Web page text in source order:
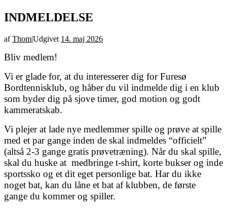
INDMELDELSE
afThom|Udgivet 14. maj 2026
Bliv medlem!
Vi er glade for, at du interesserer dig for Furesø
Bordtennisklub, og håber du vil indmelde dig i en klub
som byder dig på sjove timer, god motion og godt
kammeratskab.
Vi plejer at lade nye medlemmer spille og prøve at spille
med et par gange inden de skal indmeldes “officielt”
(altså 2-3 gange gratis prøvetræning). Når du skal spille,
skal du huske at medbringe t-shirt, korte bukser og inde
sportssko og et dit eget personlige bat. Har du ikke
noget bat, kan du låne et bat af klubben, de første
gange du kommer og spiller.